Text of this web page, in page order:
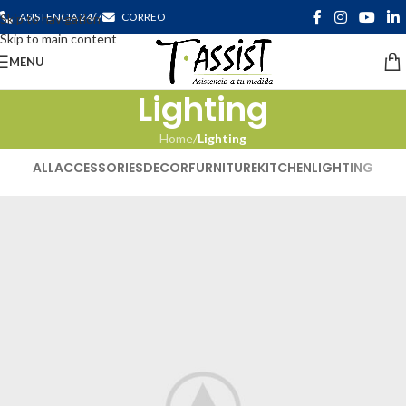
Skip to navigation
Skip to main content
ASISTENCIA 24/7 CORREO
MENU
Lighting
Home/Lighting
ALLACCESSORIESDECORFURNITUREKITCHENLIGHTING